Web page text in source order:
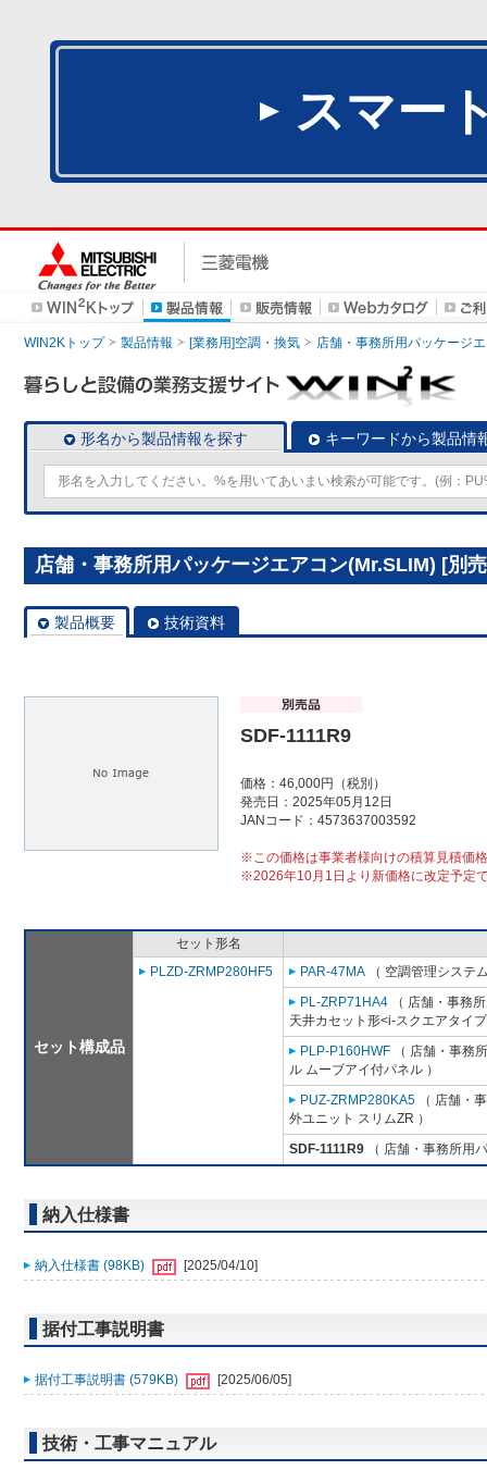
スマー
WIN2Kトップ 製品情報 [業務用]空調・換気 店舗・事務所用パッケージ
形名から製品情報を探す キーワードから製品情
店舗・事務所用パッケージエアコン(Mr.SLIM) [別
製品概要 技術資料
SDF-1111R9
価格：46,000円（税別）
発売日：2025年05月12日
JANコード：4573637003592
※この価格は事業者様向けの積算見積価
※2026年10月1日より新価格に改定予定
セット構成品
セット形名
PLZD-ZRMP280HF5
PAR-47MA （ 空調管理システ
PL-ZRP71HA4 （ 店舗・事務
天井カセット形<i-スクエアタイ
PLP-P160HWF （ 店舗・事務
ル ムーブアイ付パネル ）
PUZ-ZRMP280KA5 （ 店舗・
外ユニット スリムZR ）
SDF-1111R9 （ 店舗・事務所用
納入仕様書
納入仕様書 (98KB) [2025/04/10]
据付工事説明書
据付工事説明書 (579KB) [2025/06/05]
技術・工事マニュアル